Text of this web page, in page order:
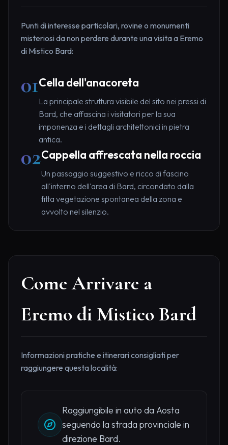
Punti di interesse particolari, rovine o monumenti
misteriosi da non perdere durante una visita a Eremo
di Mistico Bard:
01Cella dell'anacoreta
La principale struttura visibile del sito nei pressi di
Bard, che affascina i visitatori per la sua
imponenza e i dettagli architettonici in pietra
antica.
02Cappella affrescata nella roccia
Un passaggio suggestivo e ricco di fascino
all'interno dell'area di Bard, circondato dalla
fitta vegetazione spontanea della zona e
avvolto nel silenzio.
Come Arrivare a
Eremo di Mistico Bard
Informazioni pratiche e itinerari consigliati per
raggiungere questa località:
Raggiungibile in auto da Aosta
seguendo la strada provinciale in
direzione Bard.